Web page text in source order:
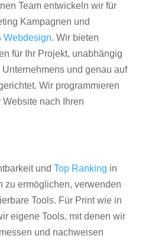
Team entwickeln wir für
Kampagnen und
Webdesign. Wir bieten
für Ihr Projekt, unabhängig
und genau auf
Wir programmieren
nach Ihren
und Top Ranking in
zu ermöglichen, verwenden
Tools. Für Print wie in
eigene Tools, mit denen wir
und nachweisen